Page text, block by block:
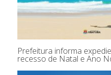
Prefeitura informa
recesso de Natal e Ano